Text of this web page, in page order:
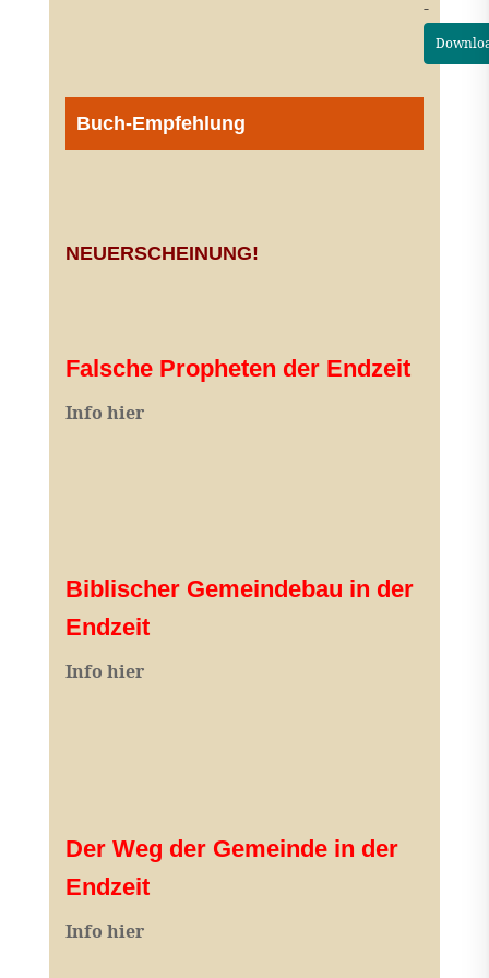
-
Buch-Empfehlung
NEUERSCHEINUNG!
Falsche Propheten der Endzeit
Info hier
Biblischer Gemeindebau in der
Endzeit
Info hier
Der Weg der Gemeinde in der
Endzeit
Info hier